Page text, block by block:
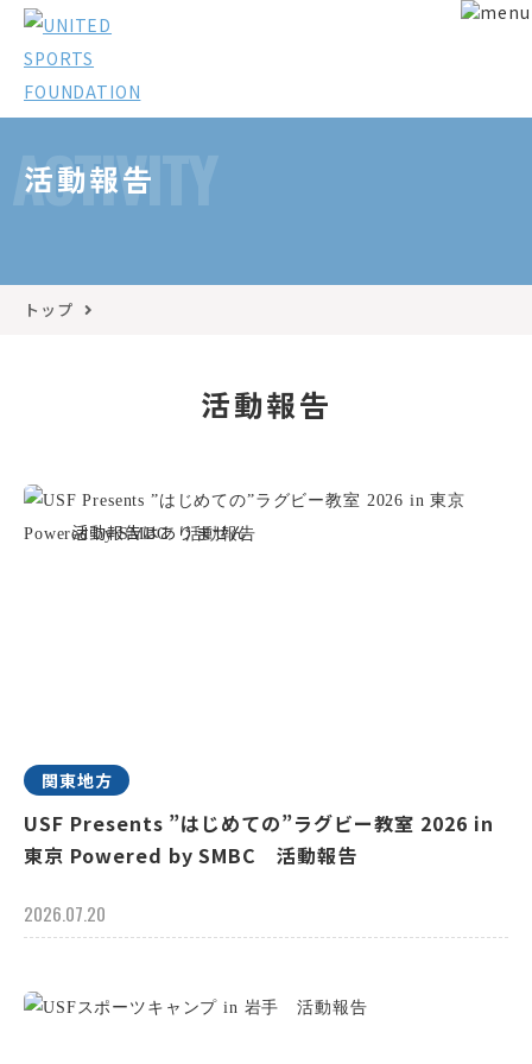
ACTIVITY
活動報告
トップ
活動報告
関東地方
USF Presents ”はじめての”ラグビー教室 2026 in
東京 Powered by SMBC 活動報告
2026.07.20